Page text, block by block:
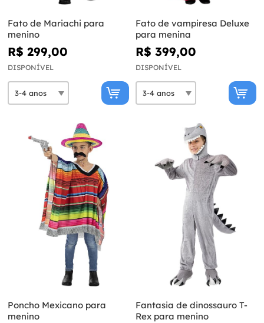
Fato de Mariachi para
menino
R$ 299,00
DISPONÍVEL
Fato de vampiresa Deluxe
para menina
R$ 399,00
DISPONÍVEL
Poncho Mexicano para
menino
Fantasia de dinossauro T-
Rex para menino